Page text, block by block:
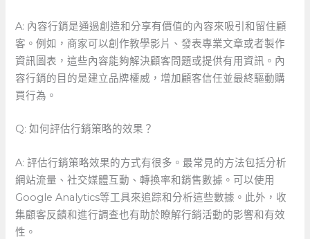
A: 內容行銷是通過創造和分享有價值的內容來吸引和留住顧
客。例如，商家可以創作教學影片、發表專業文章或者製作
資訊圖表，這些內容能夠解決顧客問題或提供有用資訊。內
容行銷的目的是建立品牌權威，增加顧客信任並最終驅動購
買行為。
Q: 如何評估行銷策略的效果？
A:⁢ 評估行銷策略效果的方式有很多。最常見的方法包括分析
網站流量、社交媒體互動、轉換率和銷售數據。可以使用
Google Analytics等工具來追踪和分析這些數據。此外，收
集顧客反饋和進行調查也有助於瞭解行銷活動的影響和有效
性。